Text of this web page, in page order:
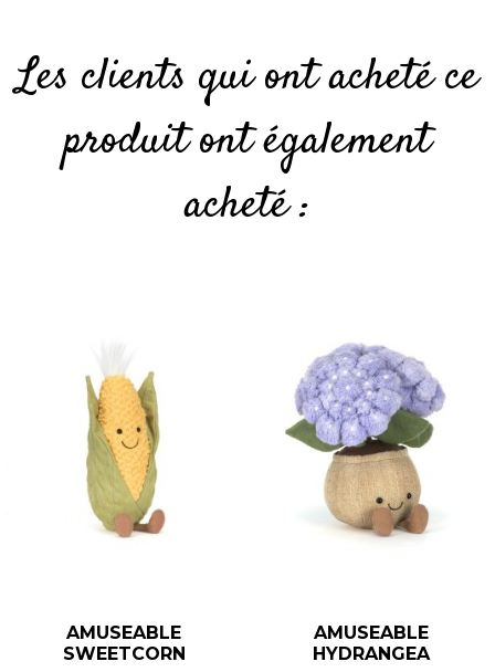
Les clients qui ont acheté ce
produit ont également
acheté :
AMUSEABLE
SWEETCORN
AMUSEABLE
HYDRANGEA